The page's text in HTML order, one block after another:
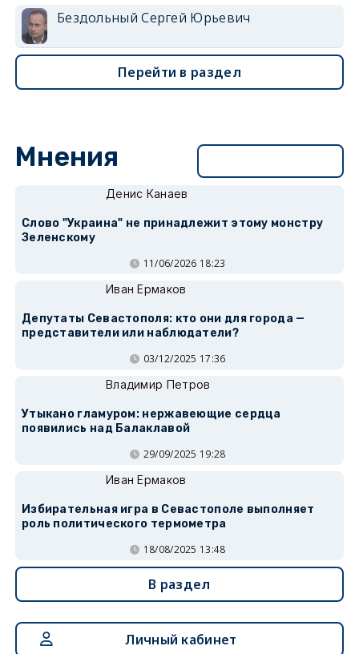
Бездольный Сергей Юрьевич
Перейти в раздел
Мнения
Денис Канаев
Слово "Украина" не принадлежит этому монстру
Зеленскому
11/06/2026 18:23
Иван Ермаков
Депутаты Севастополя: кто они для города —
представители или наблюдатели?
03/12/2025 17:36
Владимир Петров
Утыкано гламуром: нержавеющие сердца
появились над Балаклавой
29/09/2025 19:28
Иван Ермаков
Избирательная игра в Севастополе выполняет
роль политического термометра
18/08/2025 13:48
В раздел
Личный кабинет